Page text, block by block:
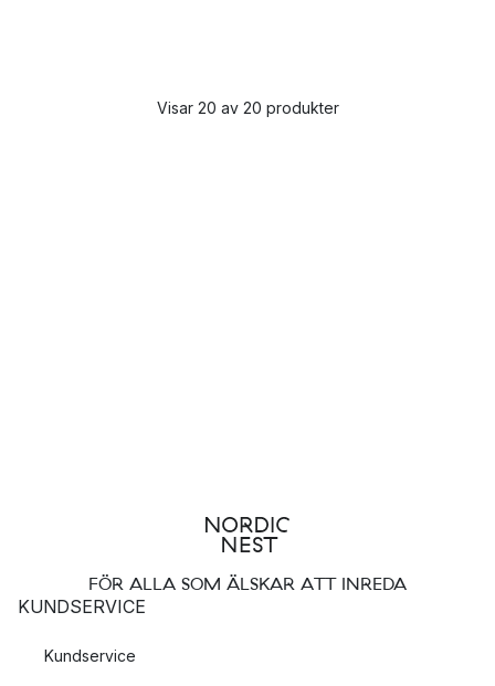
Visar 20 av 20 produkter
FÖR ALLA SOM ÄLSKAR ATT INREDA
KUNDSERVICE
Kundservice